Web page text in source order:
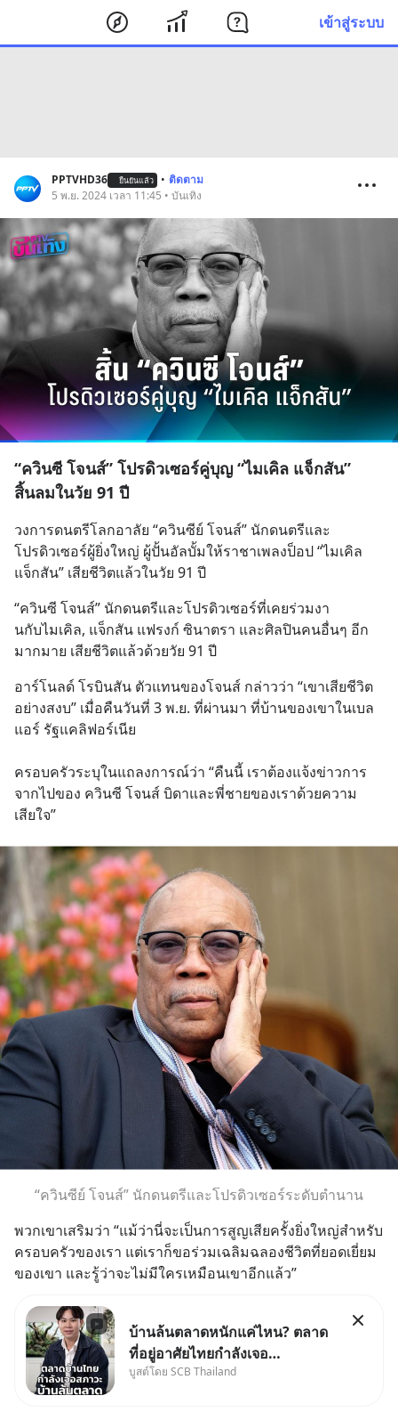
เข้าสู่ระบบ
PPTVHD36 ยืนยันแล้ว • ติดตาม
5 พ.ย. 2024 เวลา 11:45 • บันเทิง
“ควินซี โจนส์” โปรดิวเซอร์คู่บุญ “ไมเคิล แจ็กสัน”
สิ้นลมในวัย 91 ปี
วงการดนตรีโลกอาลัย “ควินซีย์ โจนส์” นักดนตรีและ
โปรดิวเซอร์ผู้ยิ่งใหญ่ ผู้ปั้นอัลบั้มให้ราชาเพลงป็อป “ไมเคิล
แจ็กสัน” เสียชีวิตแล้วในวัย 91 ปี
“ควินซี โจนส์” นักดนตรีและโปรดิวเซอร์ที่เคยร่วมงา
นกับไมเคิล, แจ็กสัน แฟรงก์ ซินาตรา และศิลปินคนอื่นๆ อีก
มากมาย เสียชีวิตแล้วด้วยวัย 91 ปี
อาร์โนลด์ โรบินสัน ตัวแทนของโจนส์ กล่าวว่า “เขาเสียชีวิต
อย่างสงบ” เมื่อคืนวันที่ 3 พ.ย. ที่ผ่านมา ที่บ้านของเขาในเบล
แอร์ รัฐแคลิฟอร์เนีย
ครอบครัวระบุในแถลงการณ์ว่า “คืนนี้ เราต้องแจ้งข่าวการ
จากไปของ ควินซี โจนส์ บิดาและพี่ชายของเราด้วยความ
เสียใจ”
“ควินซีย์ โจนส์” นักดนตรีและโปรดิวเซอร์ระดับตำนาน
พวกเขาเสริมว่า “แม้ว่านี่จะเป็นการสูญเสียครั้งยิ่งใหญ่สำหรับ
ครอบครัวของเรา แต่เราก็ขอร่วมเฉลิมฉลองชีวิตที่ยอดเยี่ยม
ของเขา และรู้ว่าจะไม่มีใครเหมือนเขาอีกแล้ว”
บ้านล้นตลาดหนักแค่ไหน? ตลาด
ที่อยู่อาศัยไทยกำลังเจอ
Oversupply หนักกว่าที่คิด และ
บูสต์โดย SCB Thailand